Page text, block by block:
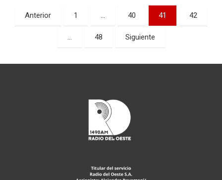
Paginación
de
Anterior 1 40 41 42
48 Siguiente